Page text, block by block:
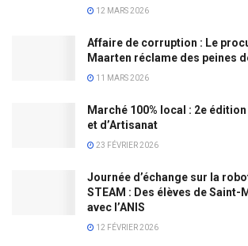
12 MARS 2026
Affaire de corruption : Le
Maarten réclame des peines
11 MARS 2026
Marché 100% local : 2e
et d’Artisanat
23 FÉVRIER 2026
Journée d’échange sur la
STEAM : Des élèves de Saint-
avec l’ANIS
12 FÉVRIER 2026